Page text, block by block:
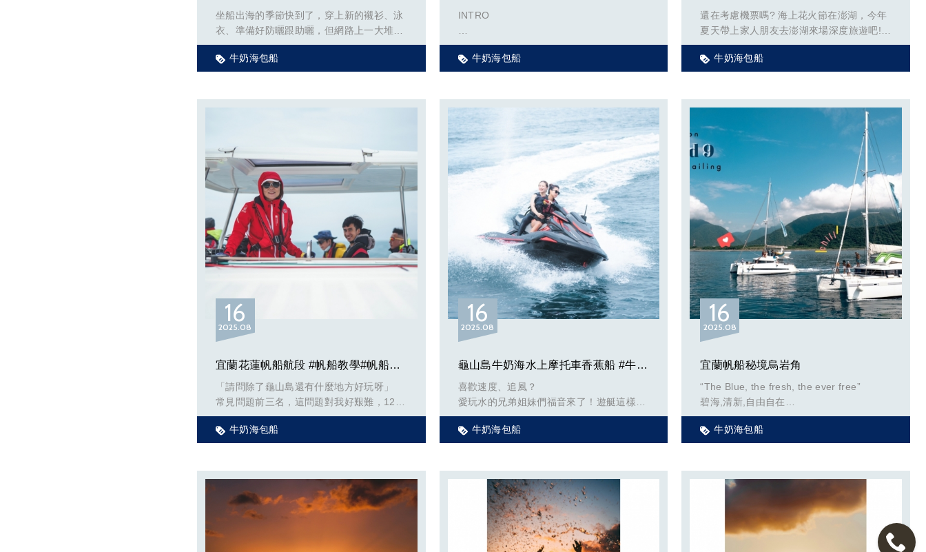
坐船出海的季節快到了，穿上新的襯衫、泳
衣、準備好防曬跟助曬，但網路上一大堆的
平台跟經銷商都在促銷遊艇、帆船旅遊，有
沒有保險? 船上有面鏡呼吸管嗎? 船上可以
牛奶海包船
INTRO
2020年聽到一則讓我為台灣帆船活動振奮的
消息，宜蘭岳明國小「樂觀小帆手．海洋台
灣夢」帆船環島，帶著孩子們不只是蘭嶼、
綠島，竟然連馬祖列島、金門都去到了。因
為自從在烏石港從事遊艇帆船租賃的商業活
動後，種種因素下一直無法進行這種跳島的
長航，打心底羨慕這群孩子，心想如果能參
與，能記錄下什麼景色呢。
【2020環島紀錄
71040200A/2219?
上帝聽見我的祈禱，4年後我所處的公司正
「小揚，今年真的要環島哦，你可以吧!?」
我們都知道拋下宜蘭龜山島的工作去環島會
犧牲多少，即便如此光中船長說「那些偏鄉
的孩子一輩子也沒坐過看過遊艇，這是一件
該做的事」「龜山島不會跑嘛」於是這天大
的機會就降落在我們身上。
牛奶海包船
還在考慮機票嗎? 海上花火節在澎湖，今年
夏天帶上家人朋友去澎湖來場深度旅遊吧!
幾年前羨慕我的高中同學，一是他總算結婚
給我邊碎念著澎湖有多少人潮，當地人很困
澎湖太美，好想變成望安上面的小羊或是貓
咪。
一. 介紹
2002 年 5 月，澎湖外海發生「中華航空
611 號班機空難」，重創澎湖觀光產業，該
年度遊客人數銳減。中華航空為了補償此次
空難為澎湖帶來的觀光衝擊，與澎湖縣政府
於該年農曆七夕舉辦「千萬風情在菊島」活
動。隔年（2003 年）縣政府再次與各家航
空業者及飯店等各業者合作正式舉辦「第一
屆 2003 年澎湖海上花火節」活動，地點也
國際海上花火節」，邀請各家航空公司及民
間業者一同加入活動籌備，至今已成為澎湖
縣最具代表性之大型觀光活動。
光人次約 42 萬，為歷年來觀光人數新高。
（以上資訊取自維基百科）
二. 行程介紹
牛奶海包船
1608
2025
宜蘭花蓮帆船航段 #帆船教學#帆船遊艇旅遊#宜蘭旅遊#花蓮旅遊
「請問除了龜山島還有什麼地方好玩呀」
常見問題前三名，這問題對我好艱難，120
海里非常微妙，想要確保每個人航行的體驗
都是最好的同時也希望這個行程可以大賣的
牛奶海包船
1608
2025
龜山島牛奶海水上摩托車香蕉船 #牛奶海水上活動#牛奶海包船#牛奶海遊艇出租
喜歡速度、追風？
愛玩水的兄弟姐妹們福音來了！遊艇這樣玩
～
水上摩托車x牛奶海 行程讓你同時玩遊艇和
牛奶海包船
1608
2025
宜蘭帆船秘境烏岩角
“The Blue, the fresh, the ever free”
碧海,清新,自由自在
海通往世界各地,而帆船不只是最浪漫、迷人
牛奶海包船